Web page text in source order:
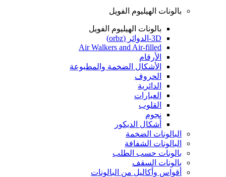
بالونات الهيليوم الفويل
بالونات الهيليوم الفويل
3D-الدوائر (orbz)
Air Walkers and Air-filled
الأرقام
الأشكال الضخمة والمطبوعة
الحروف
الدائرية
العبارات
القلوب
نجوم
أشكال الديكور
البالونات الضخمة
البالونات الشفافة
بالونات حسب الطلب
بالونات السقف
أقواس وأكاليل من البالونات